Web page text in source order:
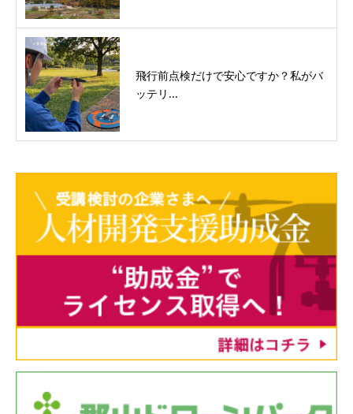
飛行前点検だけで安心ですか？私がバ
ッテリ...